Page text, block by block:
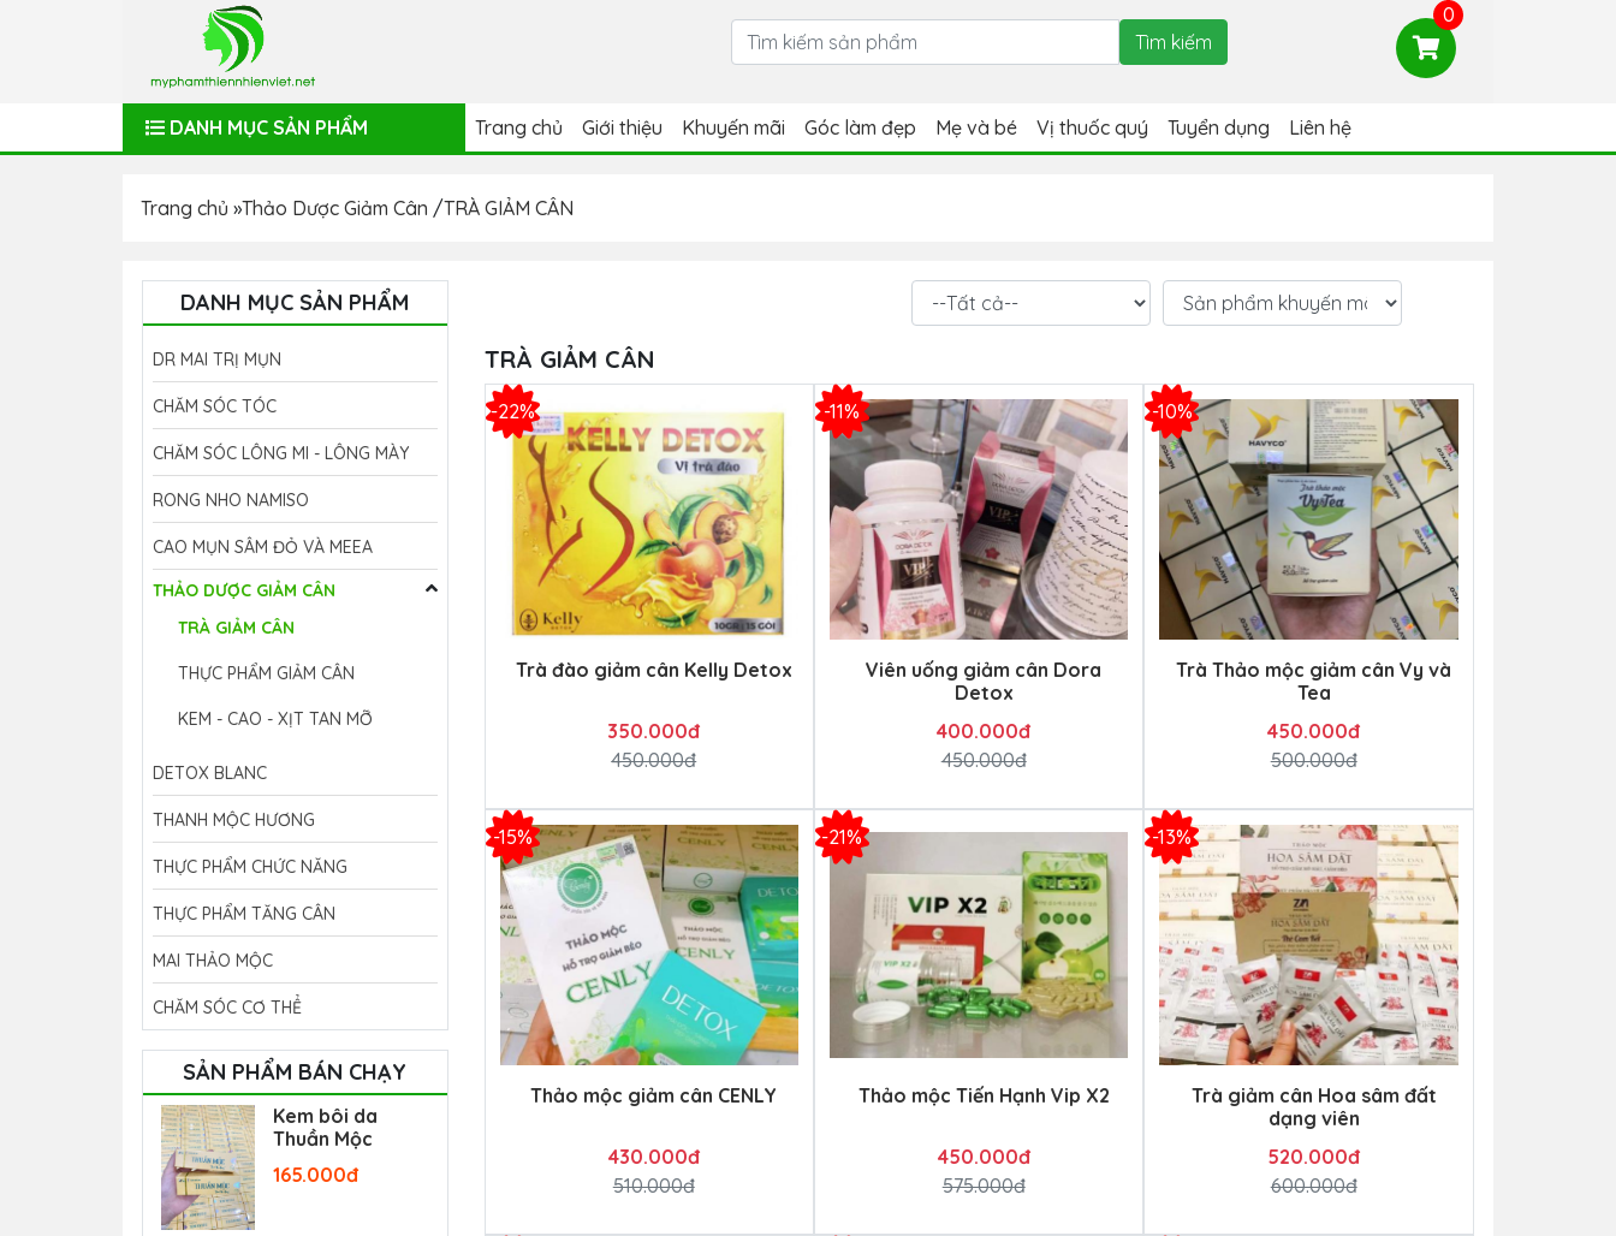
0
DANH MỤC SẢN PHẨM Trang chủ Giới thiệu Khuyến mãi Góc làm đẹp Mẹ và bé Vị thuốc quý Tuyển dụng Liên hệ
Trang chủ »Thảo Dược Giảm Cân /TRÀ GIẢM CÂN
DANH MỤC SẢN PHẨM
DR MAI TRỊ MỤN
CHĂM SÓC TÓC
CHĂM SÓC LÔNG MI - LÔNG MÀY
RONG NHO NAMISO
CAO MỤN SÂM ĐỎ VÀ MEEA
THẢO DƯỢC GIẢM CÂN
TRÀ GIẢM CÂN
THỰC PHẨM GIẢM CÂN
KEM - CAO - XỊT TAN MỠ
DETOX BLANC
THANH MỘC HƯƠNG
THỰC PHẨM CHỨC NĂNG
THỰC PHẨM TĂNG CÂN
MAI THẢO MỘC
CHĂM SÓC CƠ THỂ
SẢN PHẨM BÁN CHẠY
Kem bôi da
Thuần Mộc
165.000đ
TRÀ GIẢM CÂN
Trà đào giảm cân Kelly Detox
-22%
350.000đ
450.000đ
Viên uống giảm cân Dora
Detox
-11%
400.000đ
450.000đ
Trà Thảo mộc giảm cân Vy và
Tea
-10%
450.000đ
500.000đ
Thảo mộc giảm cân CENLY
-15%
430.000đ
510.000đ
Thảo mộc Tiến Hạnh Vip X2
-21%
450.000đ
575.000đ
Trà giảm cân Hoa sâm đất
dạng viên
-13%
520.000đ
600.000đ